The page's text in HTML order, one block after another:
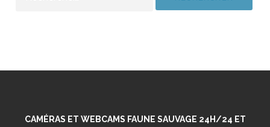
CAMÉRAS ET WEBCAMS FAUNE SAUVAGE 24H/24 ET